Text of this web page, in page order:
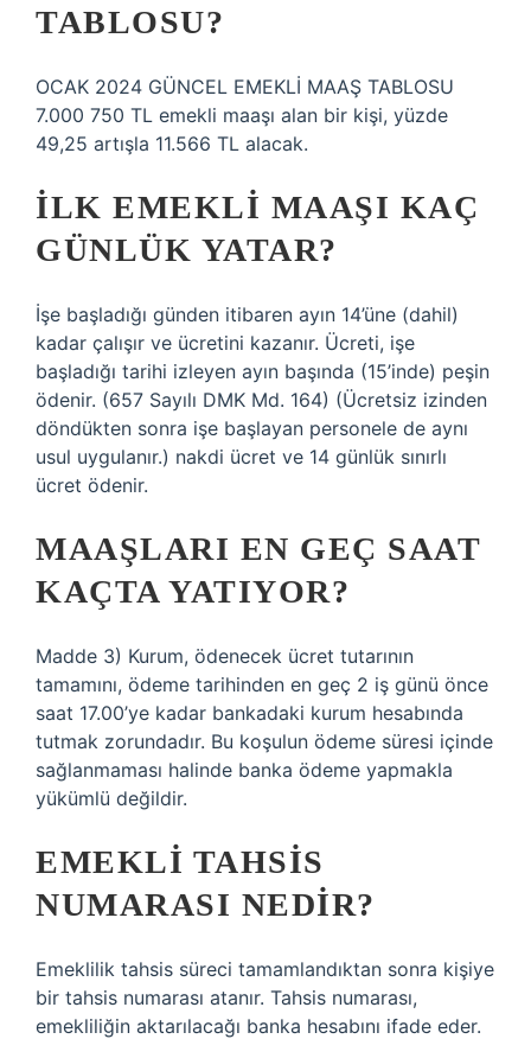
TABLOSU?
OCAK 2024 GÜNCEL EMEKLİ MAAŞ TABLOSU
7.000 750 TL emekli maaşı alan bir kişi, yüzde
49,25 artışla 11.566 TL alacak.
İLK EMEKLI MAAŞI KAÇ
GÜNLÜK YATAR?
İşe başladığı günden itibaren ayın 14’üne (dahil)
kadar çalışır ve ücretini kazanır. Ücreti, işe
başladığı tarihi izleyen ayın başında (15’inde) peşin
ödenir. (657 Sayılı DMK Md. 164) (Ücretsiz izinden
döndükten sonra işe başlayan personele de aynı
usul uygulanır.) nakdi ücret ve 14 günlük sınırlı
ücret ödenir.
MAAŞLARI EN GEÇ SAAT
KAÇTA YATIYOR?
Madde 3) Kurum, ödenecek ücret tutarının
tamamını, ödeme tarihinden en geç 2 iş günü önce
saat 17.00’ye kadar bankadaki kurum hesabında
tutmak zorundadır. Bu koşulun ödeme süresi içinde
sağlanmaması halinde banka ödeme yapmakla
yükümlü değildir.
EMEKLI TAHSIS
NUMARASI NEDIR?
Emeklilik tahsis süreci tamamlandıktan sonra kişiye
bir tahsis numarası atanır. Tahsis numarası,
emekliliğin aktarılacağı banka hesabını ifade eder.